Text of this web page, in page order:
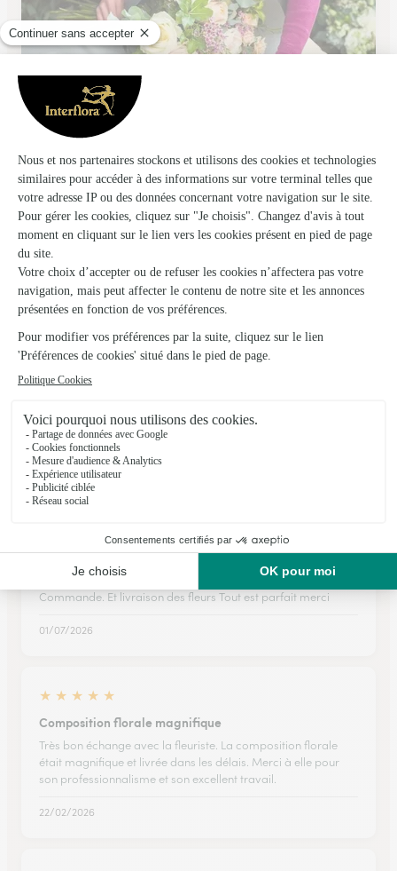
Virazeil
Lieu dit Le Milhan
Voir la boutique
Ils ont fait livrer des fleurs ou une plante à
Beauziac
SUPER PRATIQUE
SUPER PRATIQUE
16/03/2026
★
Commande
Commande. Et livraison des fleurs Tout est parfait merci
01/07/2026
★ ★ ★ ★ ★
Composition florale magnifique
Très bon échange avec la fleuriste. La composition florale
était magnifique et livrée dans les délais. Merci à elle pour
son professionnalisme et son excellent travail.
22/02/2026